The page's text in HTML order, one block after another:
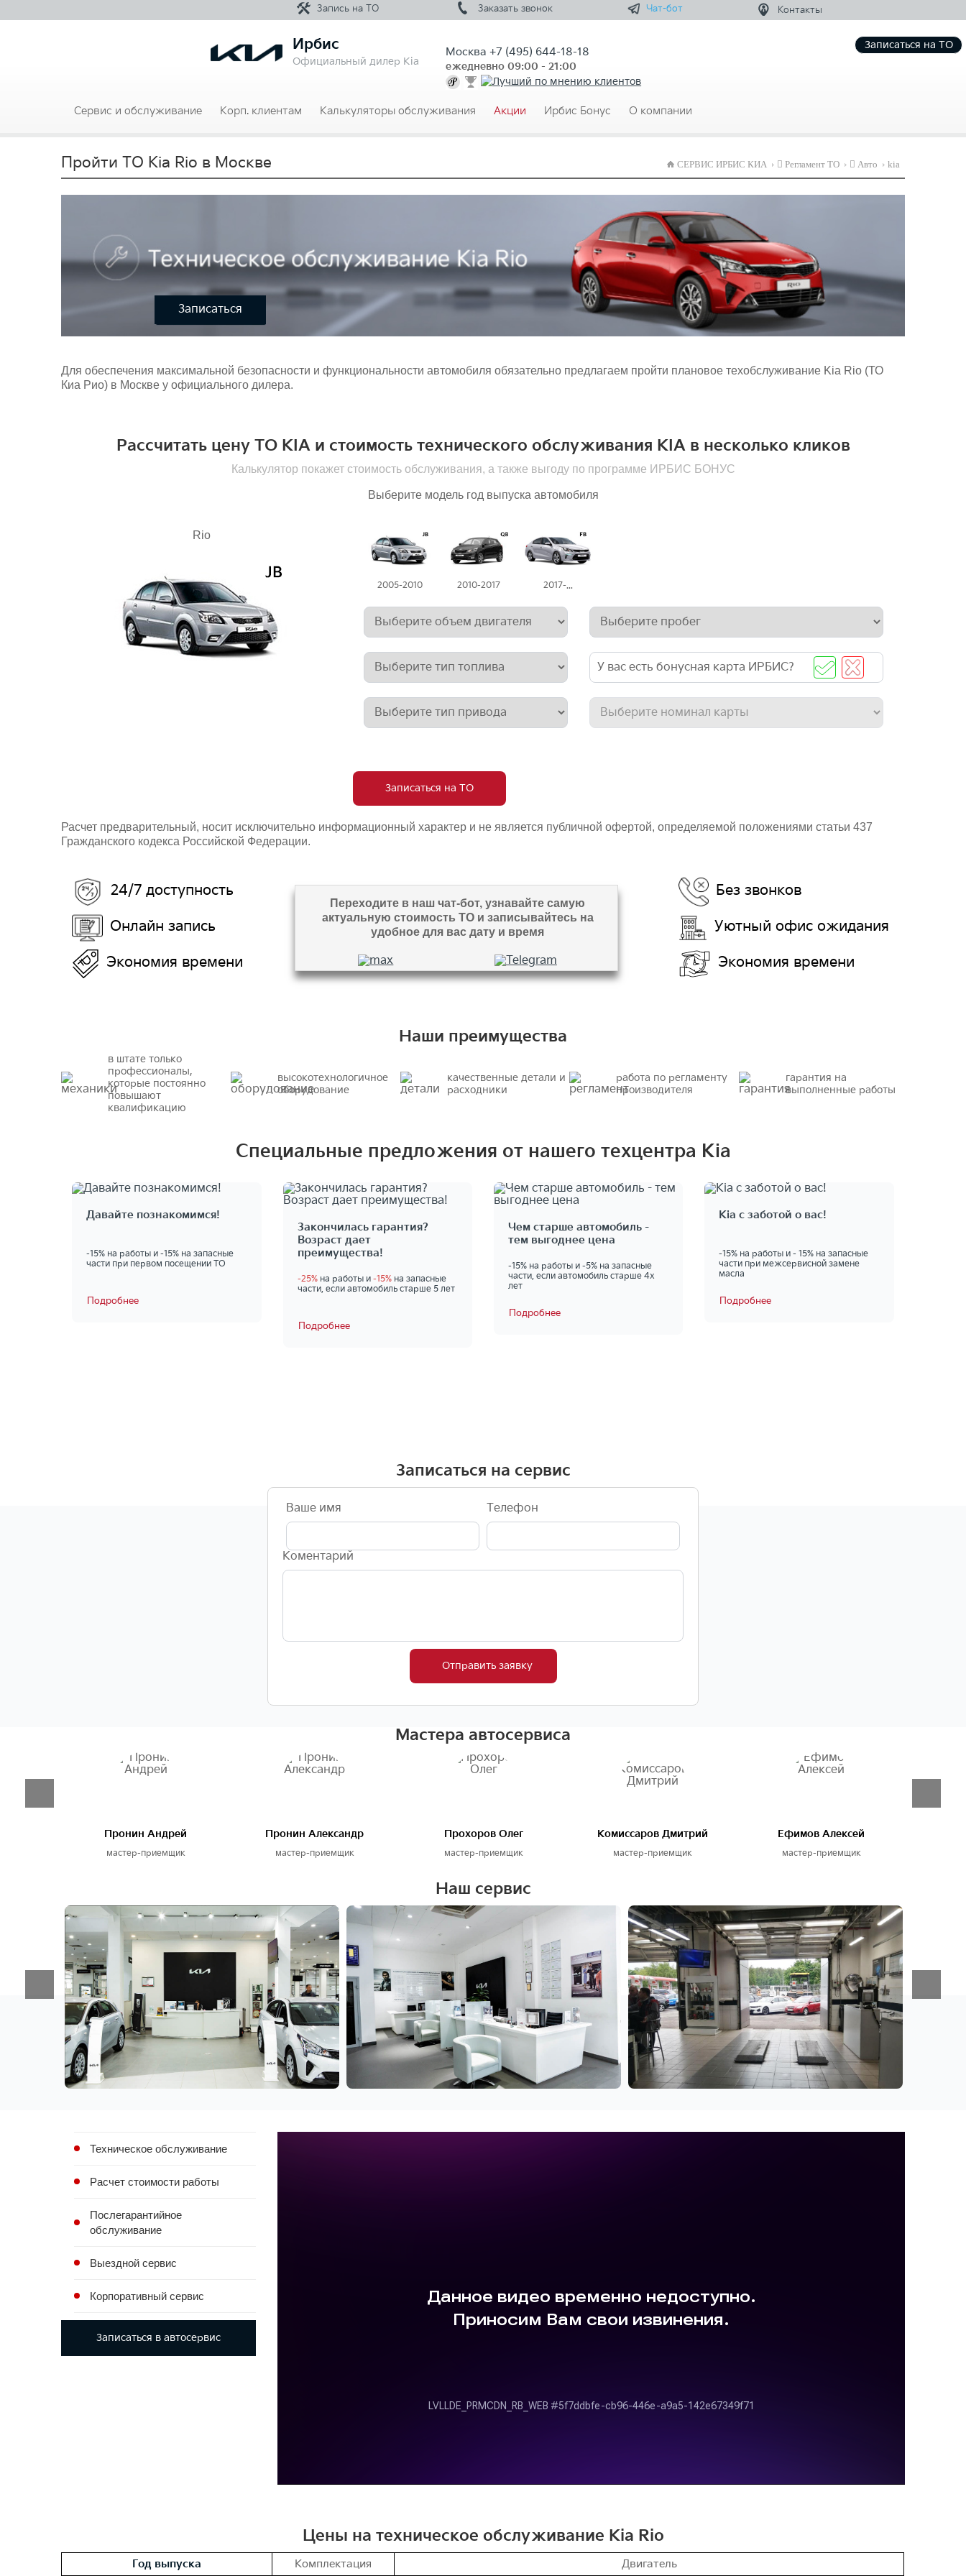
Запись наТО Заказать звонок Чат-бот Контакты
Ирбис
Официальный дилер Kia
Москва +7 (495) 644-18-18
ежедневно 09:00 - 21:00
Сервис и обслуживание Корп. клиентам Калькуляторы обслуживания Акции Ирбис Бонус О компании
Пройти ТО Kia Rio в Москве СЕРВИС ИРБИС КИА Регламент ТО Авто kia
Записаться
Для обеспечения максимальной безопасности и функциональности автомобиля обязательно предлагаем пройти плановое техобслуживание Kia Rio (ТО
Киа Рио) в Москве у официального дилера.
Рассчитать цену ТО KIA и стоимость технического обслуживания KIA в несколько кликов
Калькулятор покажет стоимость обслуживания, а также выгоду по программе ИРБИС БОНУС
Выберите модель год выпуска автомобиля
Rio
2005-2010 2010-2017 2017-...
У вас есть бонусная карта ИРБИС?
Записаться на ТО
Расчет предварительный, носит исключительно информационный характер и не является публичной офертой, определяемой положениями статьи 437
Гражданского кодекса Российской Федерации.
24/7 доступность
Онлайн запись
Экономия времени
Переходите в наш чат-бот, узнавайте самую
актуальную стоимость ТО и записывайтесь на
удобное для вас дату и время
Без звонков
Уютный офис ожидания
Экономия времени
Наши преимущества
в штате только
профессионалы,
которые постоянно
повышают
квалификацию
высокотехнологичное
оборудование
качественные детали и
расходники
работа по регламенту
производителя
гарантия на
выполненные работы
Специальные предложения от нашего техцентра Kia
Давайте познакомимся!
-15% на работы и -15% на запасные
части при первом посещении ТО
Подробнее
Закончилась гарантия?
Возраст дает
преимущества!
-25%на работы и -15%на запасные
части, если автомобиль старше 5 лет
Подробнее
Чем старше автомобиль -
тем выгоднее цена
-15% на работы и -5% на запасные
части, если автомобиль старше 4х
лет
Подробнее
Kia с заботой о вас!
-15% на работы и - 15% на запасные
части при межсервисной замене
масла
Подробнее
Записаться на сервис
Ваше имя Телефон
Коментарий
Отправить заявку
Мастера автосервиса
Пронин Андрей
мастер-приемщик
Пронин Александр
мастер-приемщик
Прохоров Олег
мастер-приемщик
Комиссаров Дмитрий
мастер-приемщик
Ефимов Алексей
мастер-приемщик
Наш сервис
Техническое обслуживание
Расчет стоимости работы
Послегарантийное
обслуживание
Выездной сервис
Корпоративный сервис
Записаться в автосервис
Цены на техническое обслуживание Kia Rio
Год выпуска Комплектация Двигатель
Записаться на ТО